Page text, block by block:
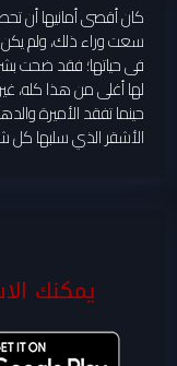
كان أقصى أمانيها أن
سعت وراء ذلك، ولم
فى حياتها؛ فقد ضحت
لها أغلى من هذا كله،
حينما تفقد الأميرة
الأشقر الذي سلبها
يمكنك